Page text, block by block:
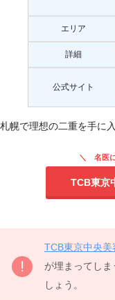
エリア
詳細
公式サイト
札幌で理想の二重を手に
名医
TCB東京
TCB東京中央美
が埋まってし
しょう。